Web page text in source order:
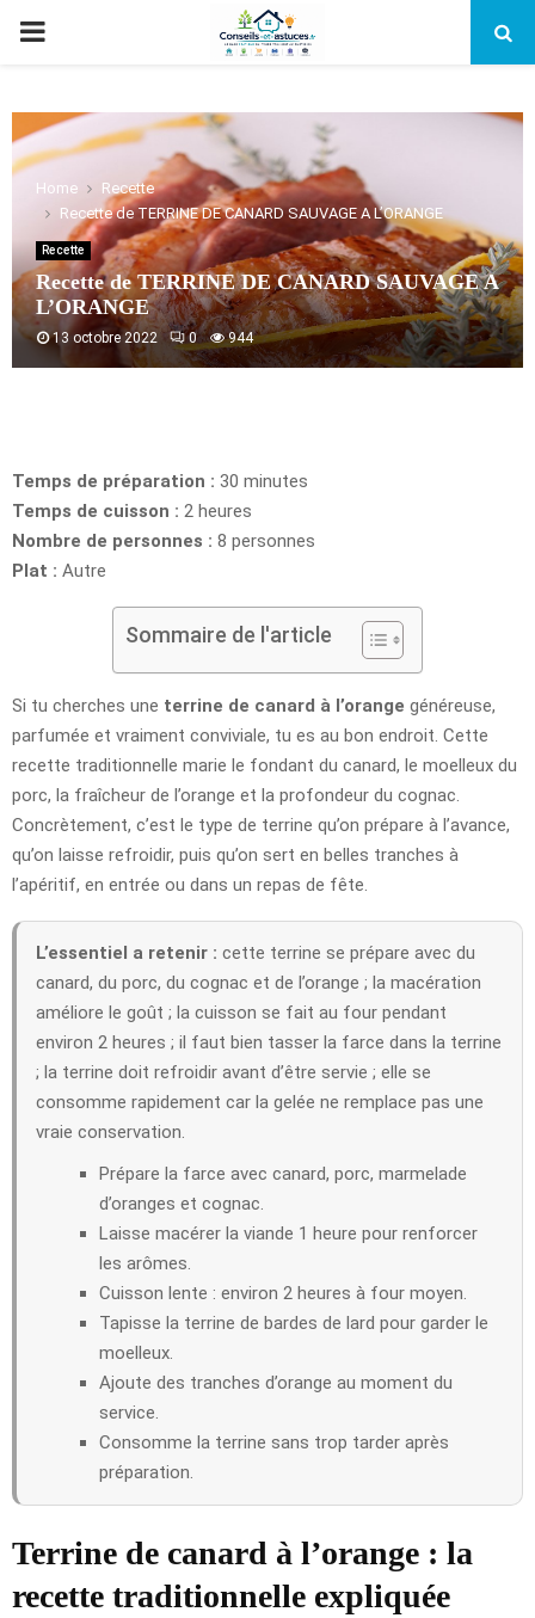
PRIMARY
Home
Recette
Recette de TERRINE DE CANARD SAUVAGE A L’ORANGE
Recette
Recette de TERRINE DE CANARD SAUVAGE A
L’ORANGE
13 octobre 2022 0 944
Temps de préparation : 30 minutes
Temps de cuisson : 2 heures
Nombre de personnes : 8 personnes
Plat : Autre
Sommaire de l'article
Si tu cherches une terrine de canard à l’orange généreuse,
parfumée et vraiment conviviale, tu es au bon endroit. Cette
recette traditionnelle marie le fondant du canard, le moelleux du
porc, la fraîcheur de l’orange et la profondeur du cognac.
Concrètement, c’est le type de terrine qu’on prépare à l’avance,
qu’on laisse refroidir, puis qu’on sert en belles tranches à
l’apéritif, en entrée ou dans un repas de fête.
L’essentiel a retenir : cette terrine se prépare avec du
canard, du porc, du cognac et de l’orange ; la macération
améliore le goût ; la cuisson se fait au four pendant
environ 2 heures ; il faut bien tasser la farce dans la terrine
; la terrine doit refroidir avant d’être servie ; elle se
consomme rapidement car la gelée ne remplace pas une
vraie conservation.
Prépare la farce avec canard, porc, marmelade
d’oranges et cognac.
Laisse macérer la viande 1 heure pour renforcer
les arômes.
Cuisson lente : environ 2 heures à four moyen.
Tapisse la terrine de bardes de lard pour garder le
moelleux.
Ajoute des tranches d’orange au moment du
service.
Consomme la terrine sans trop tarder après
préparation.
Terrine de canard à l’orange : la
recette traditionnelle expliquée